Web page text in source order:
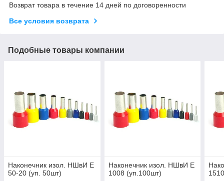
Возврат товара в течение 14 дней по договоренности
Все условия возврата
Подобные товары компании
Наконечник изол. НШвИ Е
50-20 (уп. 50шт)
Наконечник изол. НШвИ Е
1008 (уп.100шт)